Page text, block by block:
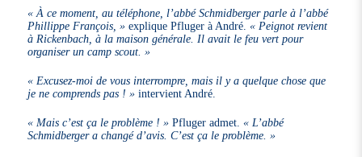
« À ce moment, au téléphone, l’abbé Schmidberger parle à l’abbé
Phillippe François, » explique Pfluger à André.« Peignot revient
à Rickenbach, à la maison générale. Il avait le feu vert pour
organiser un camp scout. »
« Excusez-moi de vous interrompre, mais il y a quelque chose que
je ne comprends pas ! » intervient André.
« Mais c’est ça le problème ! » Pfluger admet.« L’abbé
Schmidberger a changé d’avis. C’est ça le problème. »